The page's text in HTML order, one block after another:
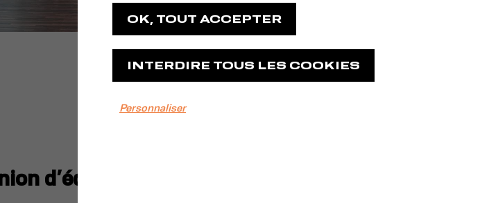
d’équipe,
OK, TOUT ACCEPTER
INTERDIRE TOUS LES COOKIES
Personnaliser